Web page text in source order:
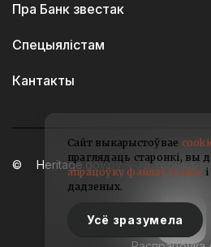
Пра Банк звестак
Спецыялістам
Кантакты
Heritage.gov.by — гісторыка-
Сайт выкарыстоўвае
праглядаць старонкі, вы
апрацоўку файлаў cookie
дадзеных.
Усё зразумела